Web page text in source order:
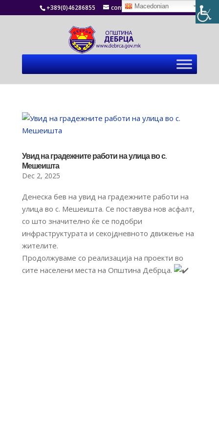
+389(0)46286855 contact@debrca.gov.mk
Увид на градежните работи на улица во с.
Мешеишта
Dec 2, 2025
Денеска бев на увид на градежните работи на
улица во с. Мешеишта. Се поставува нов асфалт,
со што значително ќе се подобри
инфраструктурата и секојдневното движење на
жителите.
Продолжуваме со реализација на проекти во
сите населени места на Општина Дебрца.
Macedonian